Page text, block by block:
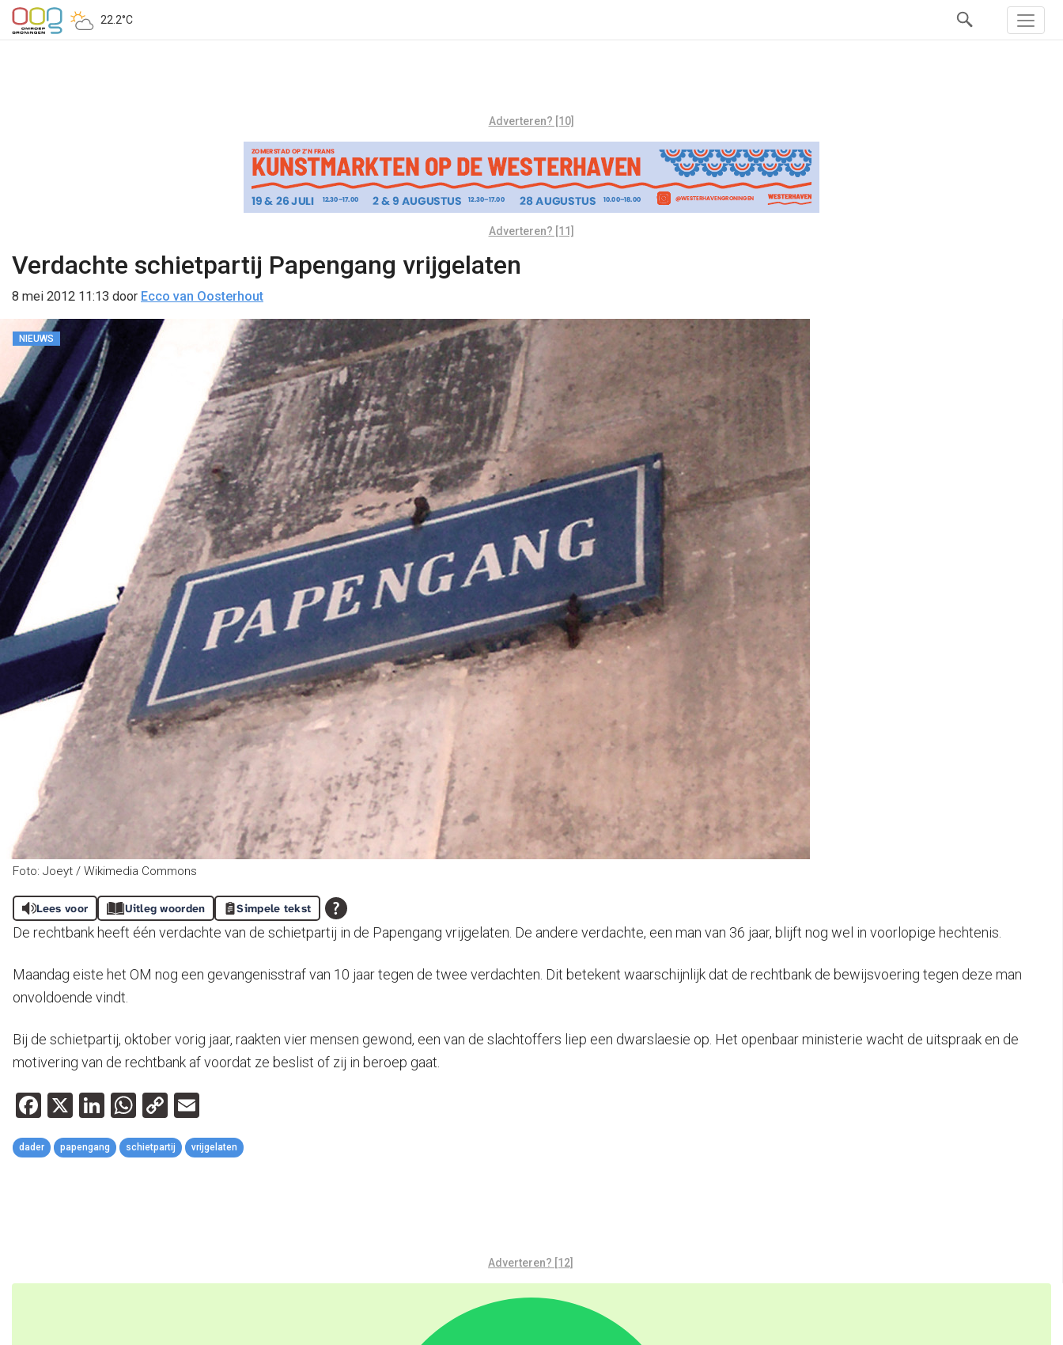
22.2°C
Adverteren? [10]
Adverteren? [11]
Verdachte schietpartij Papengang vrijgelaten
8 mei 2012 11:13 door Ecco van Oosterhout
NIEUWS
Foto: Joeyt / Wikimedia Commons
Lees voor Uitleg woorden Simpele tekst
De rechtbank heeft één verdachte van de schietpartij in de Papengang vrijgelaten. De andere verdachte, een man van 36 jaar, blijft nog wel in voorlopige hechtenis.
Maandag eiste het OM nog een gevangenisstraf van 10 jaar tegen de twee verdachten. Dit betekent waarschijnlijk dat de rechtbank de bewijsvoering tegen deze man
onvoldoende vindt.
Bij de schietpartij, oktober vorig jaar, raakten vier mensen gewond, een van de slachtoffers liep een dwarslaesie op. Het openbaar ministerie wacht de uitspraak en de
motivering van de rechtbank af voordat ze beslist of zij in beroep gaat.
Facebook
X LinkedIn
WhatsApp
Copy
Link
dader papengang schietpartij vrijgelaten
Adverteren? [12]